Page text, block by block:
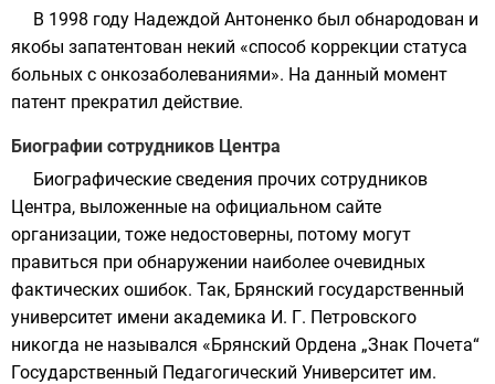
В 1998 году Надеждой Антоненко был обнародован и
якобы запатентован некий «способ коррекции статуса
больных с онкозаболеваниями». На данный момент
патент прекратил действие.
Биографии сотрудников Центра
Биографические сведения прочих сотрудников
Центра, выложенные на официальном сайте
организации, тоже недостоверны, потому могут
правиться при обнаружении наиболее очевидных
фактических ошибок. Так, Брянский государственный
университет имени академика И. Г. Петровского
никогда не назывался «Брянский Ордена „Знак Почета“
Государственный Педагогический Университет им.